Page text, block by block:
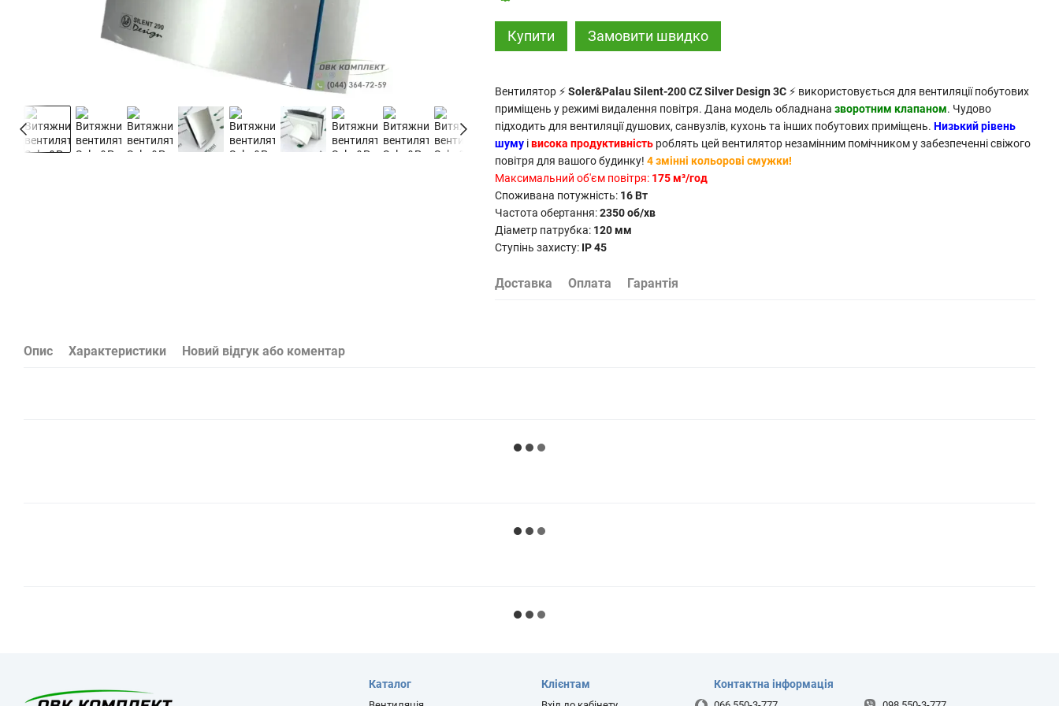
Купити Замовити швидко
Вентилятор ⚡ Soler&Palau Silent-200 CZ Silver Design 3C⚡ використовується для вентиляції побутових
приміщень у режимі видалення повітря. Дана модель обладнана зворотним клапаном. Чудово
підходить для вентиляції душових, санвузлів, кухонь та інших побутових приміщень. Низький рівень
шумуівисока продуктивністьроблять цей вентилятор незамінним помічником у забезпеченні свіжого
повітря для вашого будинку! 4 змінні кольорові смужки!
Максимальний об'єм повітря: 175 м³/год
Споживана потужність: 16 Вт
Частота обертання:2350 об/хв
Діаметр патрубка: 120 мм
Ступінь захисту: IP 45
Доставка Оплата Гарантія
Опис Характеристики Новий відгук або коментар
Каталог Клієнтам Контактна інформація